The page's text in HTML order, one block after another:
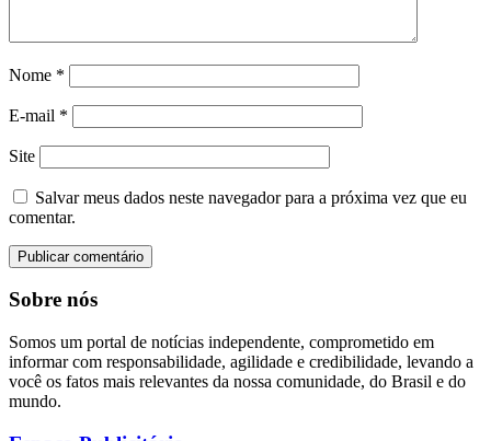
Nome *
E-mail *
Site
Salvar meus dados neste navegador para a próxima vez que eu
comentar.
Sobre nós
Somos um portal de notícias independente, comprometido em
informar com responsabilidade, agilidade e credibilidade, levando a
você os fatos mais relevantes da nossa comunidade, do Brasil e do
mundo.